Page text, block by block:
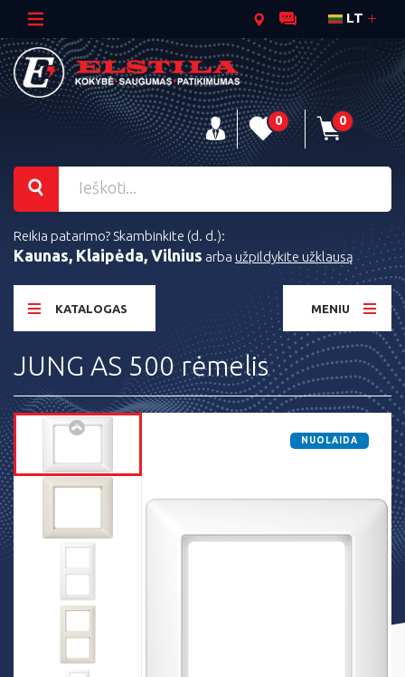
LT
0 0
Reikia patarimo? Skambinkite (d. d.):
Kaunas, Klaipėda, Vilnius arba užpildykite užklausą
KATALOGAS MENIU
JUNG AS 500 rėmelis
NUOLAIDA